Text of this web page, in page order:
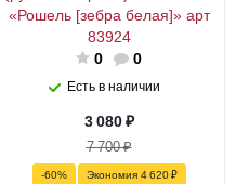
«Рошель [зебра белая]» арт
83924
0
0
Есть в наличии
3 080₽
7 700₽
-60% Экономия 4 620₽